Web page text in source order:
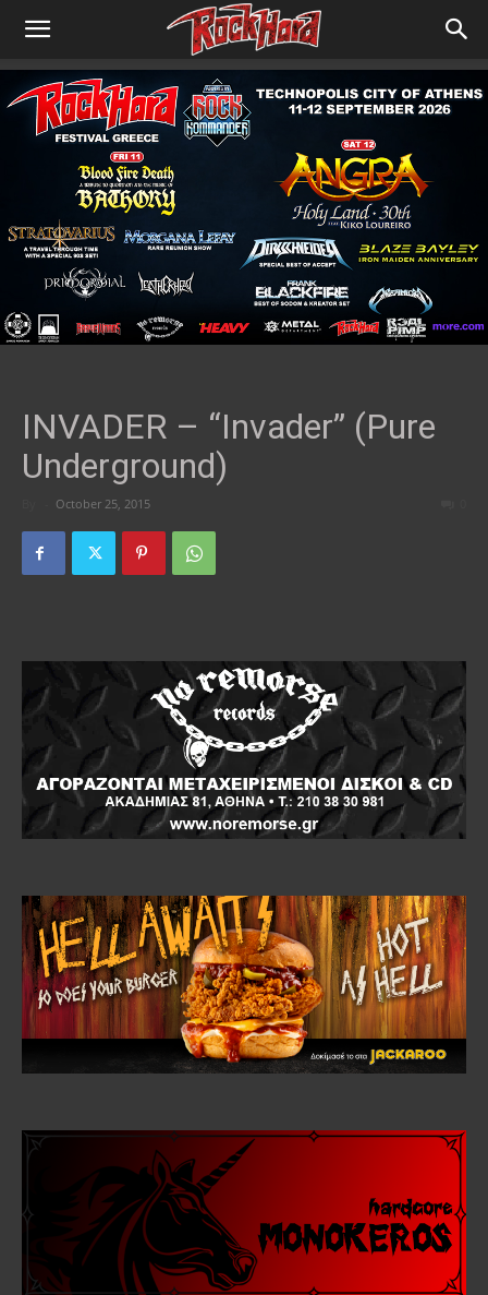
INVADER – “Invader” (Pure
Underground)
October 25, 2015